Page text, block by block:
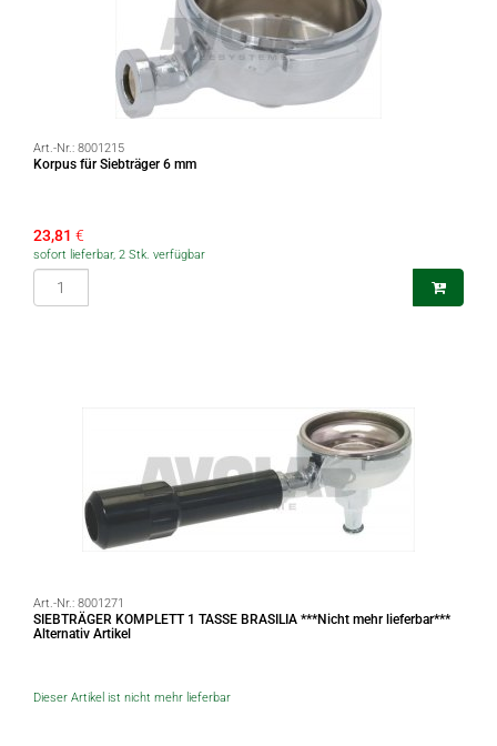
Art.-Nr.: 8001215
Korpus für Siebträger 6 mm
23,81 €
sofort lieferbar, 2 Stk. verfügbar
Art.-Nr.: 8001271
SIEBTRÄGER KOMPLETT 1 TASSE BRASILIA ***Nicht mehr lieferbar***
Alternativ Artikel
Dieser Artikel ist nicht mehr lieferbar